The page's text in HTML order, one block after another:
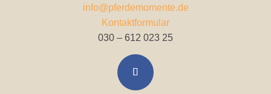
info@pferdemomente.de
Kontaktformular
030 – 612 023 25